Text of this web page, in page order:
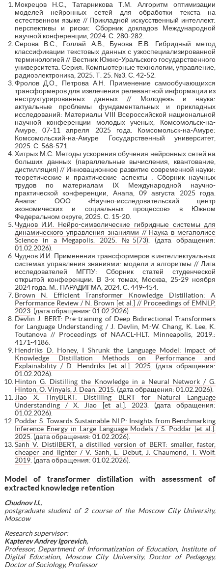
Мокрецов Н.С., Татарникова Т.М. Алгоритм оптимизации
моделей нейронных сетей для обработки текста на
естественном языке // Прикладной искусственный интеллект:
перспективы и риски: Сборник докладов Международной
научной конференции, 2024. С. 280-282.
Серова В.С., Голлай А.В., Бунова Е.В. Гибридный метод
классификации текстовых данных с узкоспециализированной
терминологией // Вестник Южно-Уральского государственного
университета. Серия: Компьютерные технологии, управление,
радиоэлектроника, 2025. Т. 25. №3. С. 42-52.
Фролов Д.О., Петрова А.Н. Применение самообучающихся
трансформеров для извлечения релевантной информации из
неструктурированных данных // Молодежь и наука:
актуальные проблемы фундаментальных и прикладных
исследований: Материалы VIII Всероссийской национальной
научной конференции молодых ученых, Комсомольск-на-
Амуре, 07-11 апреля 2025 года. Комсомольск-на-Амуре:
Комсомольский-на-Амуре Государственный университет,
2025. С. 568-571.
Хитрых М.С. Методы ускорения обучения нейронных сетей на
больших данных (параллельные вычисления, квантование,
дистилляция) // Инновационное развитие современной науки:
теоретические и практические аспекты : Сборник научных
трудов по материалам IX Международной научно-
практической конференции, Анапа, 09 августа 2025 года.
Анапа: ООО «Научно-исследовательский центр
экономических и социальных процессов» в Южном
Федеральном округе, 2025. С. 15-20.
Чуднов И.И. Нейро-символические гибридные системы для
динамического управления знаниями // Наука в мегаполисе
Science in a Megapolis. 2025. №5(73). (дата обращения:
01.02.2026).
Чуднов И.И. Применения трансформеров в интеллектуальных
системах управления знаниями: модели и алгоритмы // Лига
исследователей МГПУ: Сборник статей студенческой
открытой конференции. В 3-х томах, Москва, 25-29 ноября
2024 года. М.: ПАРАДИГМА, 2024. С. 449-454.
Brown N. Efficient Transformer Knowledge Distillation: A
Performance Review / N. Brown [et al.] // Proceedings of EMNLP,
2023. (дата обращения: 01.02.2026).
Devlin J. BERT: Pre-training of Deep Bidirectional Transformers
for Language Understanding / J. Devlin, M.-W. Chang, K. Lee, K.
Toutanova // Proceedings of NAACL-HLT. Minneapolis, 2019.:
4171-4186.
Hendriks D. Honey, I Shrunk the Language Model: Impact of
Knowledge Distillation Methods on Performance and
Explainability / D. Hendriks [et al.]. 2025. (дата обращения:
01.02.2026).
Hinton G. Distilling the Knowledge in a Neural Network / G.
Hinton, O. Vinyals, J. Dean. 2015. (дата обращения: 01.02.2026).
Jiao X. TinyBERT: Distilling BERT for Natural Language
Understanding / X. Jiao [et al.]. 2023. (дата обращения:
01.02.2026).
Poddar S. Towards Sustainable NLP: Insights from Benchmarking
Inference Energy in Large Language Models / S. Poddar [et al.].
2025. (дата обращения: 01.02.2026).
Sanh V. DistilBERT, a distilled version of BERT: smaller, faster,
cheaper and lighter / V. Sanh, L. Debut, J. Chaumond, T. Wolf.
2019. (дата обращения: 01.02.2026).
Model of transformer distillation with assessment of
extracted knowledge retention
Chudnov I.I.,
postgraduate student of 2 course of the Moscow City University,
Moscow
Research supervisor:
Kapterev Andrey Igorevich,
Professor, Department of Informatization of Education, Institute of
Digital Education, Moscow City University, Doctor of Pedagogy,
Doctor of Sociology, Professor